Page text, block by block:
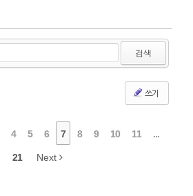
검색
쓰기
4 5 6 7 8 9 10 11 ...
21 Next